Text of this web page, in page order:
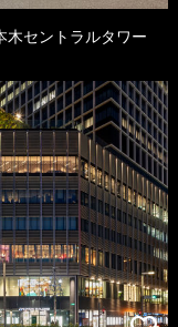
木セントラルタワー